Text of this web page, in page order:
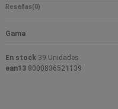
Reseñas(0)
Gama
En stock 39 Unidades
ean13 8000836521139